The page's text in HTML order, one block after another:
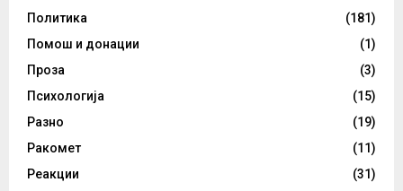
Политика
(181)
Помош и донации
(1)
Проза
(3)
Психологија
(15)
Разно
(19)
Ракомет
(11)
Реакции
(31)